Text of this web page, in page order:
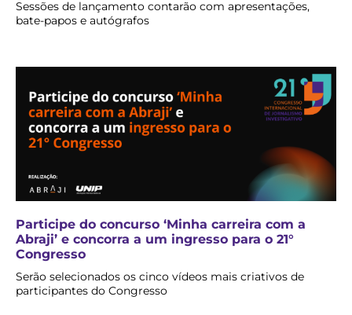
Sessões de lançamento contarão com apresentações,
bate-papos e autógrafos
Participe do concurso ‘Minha carreira com a
Abraji’ e concorra a um ingresso para o 21°
Congresso
Serão selecionados os cinco vídeos mais criativos de
participantes do Congresso